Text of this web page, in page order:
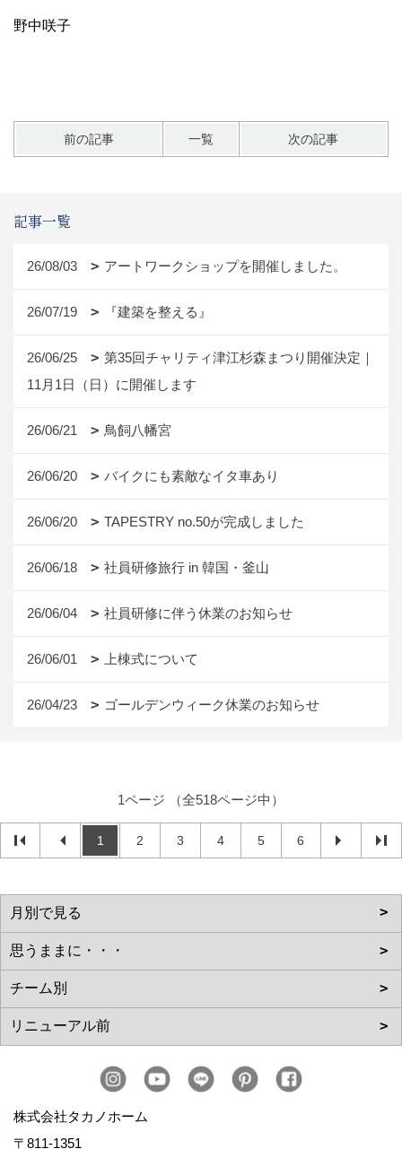
野中咲子
前の記事 一覧 次の記事
記事一覧
26/08/03 アートワークショップを開催しました。
26/07/19 『建築を整える』
26/06/25
第35回チャリティ津江杉森まつり開催決定｜
11月1日（日）に開催します
26/06/21 鳥飼八幡宮
26/06/20 バイクにも素敵なイタ車あり
26/06/20 TAPESTRY no.50が完成しました
26/06/18 社員研修旅行 in 韓国・釜山
26/06/04 社員研修に伴う休業のお知らせ
26/06/01 上棟式について
26/04/23 ゴールデンウィーク休業のお知らせ
1ページ （全518ページ中）
1 2 3 4 5 6
株式会社タカノホーム
〒811-1351